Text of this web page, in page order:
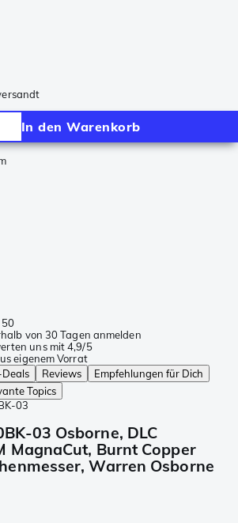
In den Warenkorb
50
von 30 Tagen anmelden
uns mit 4,9/5
eigenem Vorrat
Deals Reviews
Empfehlungen für Dich
Topics
03
03 Osborne, DLC
MagnaCut, Burnt Copper
Warren Osborne